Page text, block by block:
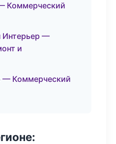
Коммерческий
—
и
— Коммерческий